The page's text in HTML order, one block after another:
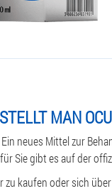
MAN
Ein neues Mittel zur
Sie gibt es auf der
zu kaufen oder sich